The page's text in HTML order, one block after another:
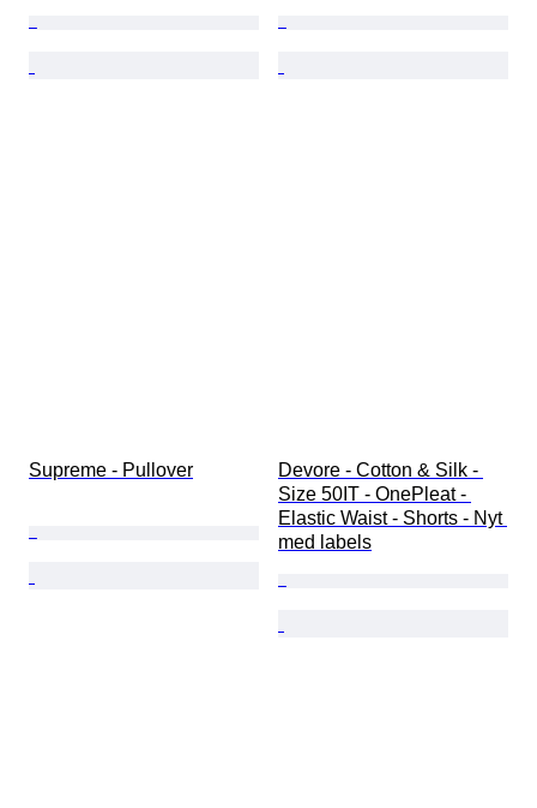
Supreme - Pullover
Devore - Cotton & Silk -
Size 50IT - OnePleat -
Elastic Waist - Shorts - Nyt
med labels